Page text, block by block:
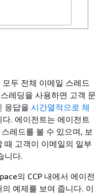
두 전체 이메일 스레드
레딩을 사용하면 고객 문
응답을 시간열적으로 체
. 에이전트는 에이전트
레드를 볼 수 있으며, 보
때 고객이 이메일의 일부
니다.
의 CCP 내에서 에이전
예제를 보여 줍니다. 이